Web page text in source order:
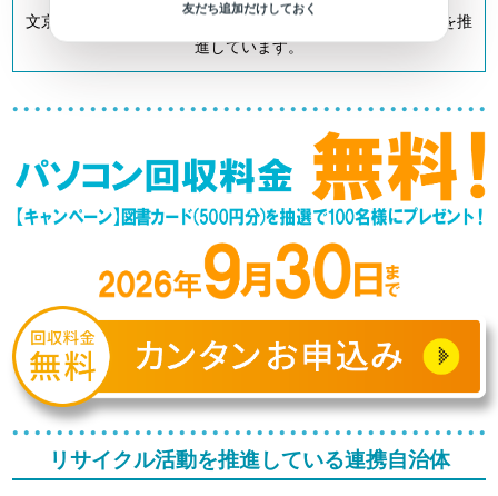
文京区を含む全国700以上の自治体とも連携してリサイクルを推
進しています。
リサイクル活動を推進している連携自治体
友だち追加だけしておく